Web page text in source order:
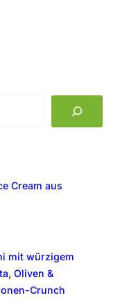
Cream aus
mit würzigem
Oliven &
Crunch